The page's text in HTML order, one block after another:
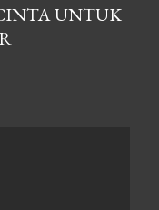
UNTUK